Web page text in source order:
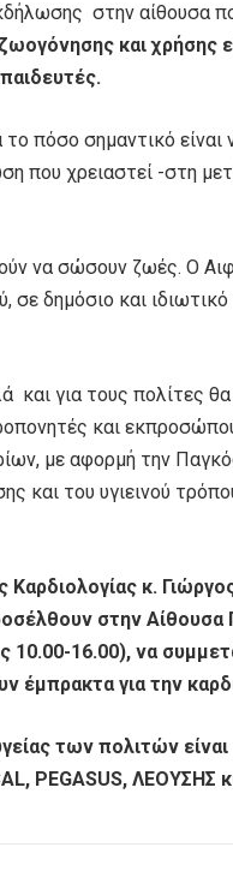
στην αίθουσα
και χρήσης
το πόσο σημαντικό
που χρειαστεί -στη
να σώσουν ζωές. Ο
σε δημόσιο και
για τους πολίτες θα
και
με αφορμή την
και του υγιεινού
κ.
στην
16.00), να
για την
των πολιτών είναι
PEGASUS, ΛΕΟΥΣΗΣ